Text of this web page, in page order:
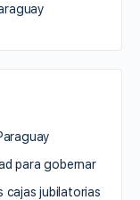
para gobernar
cajas jubilatorias